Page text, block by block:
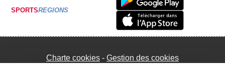
SPORTSREGIONS
Charte cookies Gestion des cookies